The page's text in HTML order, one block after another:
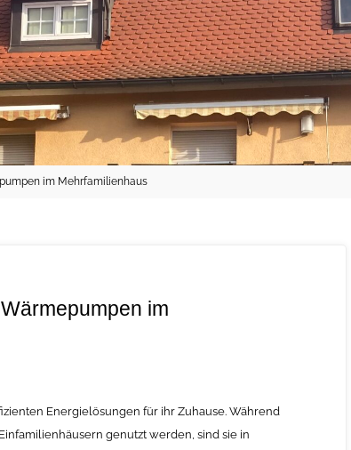
im Mehrfamilienhaus
im
Energielösungen für ihr Zuhause. Während
genutzt werden, sind sie in